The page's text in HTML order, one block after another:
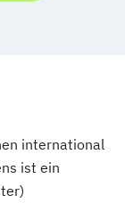
international
ist ein